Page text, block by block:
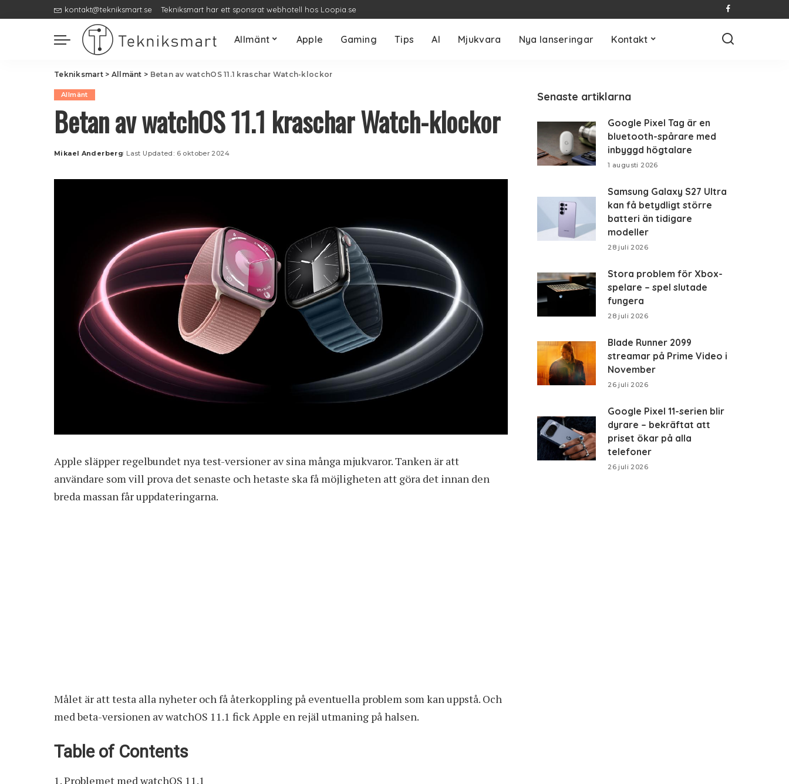
kontakt@tekniksmart.se Tekniksmart har ett sponsrat webhotell hos Loopia.se
Allmänt Apple Gaming Tips AI Mjukvara Nya lanseringar Kontakt
Tekniksmart> Allmänt > Betan av watchOS 11.1 kraschar Watch-klockor
Allmänt
Betan av watchOS 11.1 kraschar Watch-klockor
Posted
Mikael Anderberg Last Updated: 6 oktober 2024
Apple släpper regelbundet nya test-versioner av sina många mjukvaror. Tanken är att
användare som vill prova det senaste och hetaste ska få möjligheten att göra det innan den
breda massan får uppdateringarna.
Målet är att testa alla nyheter och få återkoppling på eventuella problem som kan uppstå. Och
med beta-versionen av watchOS 11.1 fick Apple en rejäl utmaning på halsen.
Table of Contents
Problemet med watchOS 11.1
Senaste artiklarna
Google Pixel Tag är en
bluetooth-spårare med
inbyggd högtalare
1 augusti 2026
Samsung Galaxy S27 Ultra
kan få betydligt större
batteri än tidigare
modeller
28 juli 2026
Stora problem för Xbox-
spelare – spel slutade
fungera
28 juli 2026
Blade Runner 2099
streamar på Prime Video i
November
26 juli 2026
Google Pixel 11-serien blir
dyrare – bekräftat att
priset ökar på alla
telefoner
26 juli 2026